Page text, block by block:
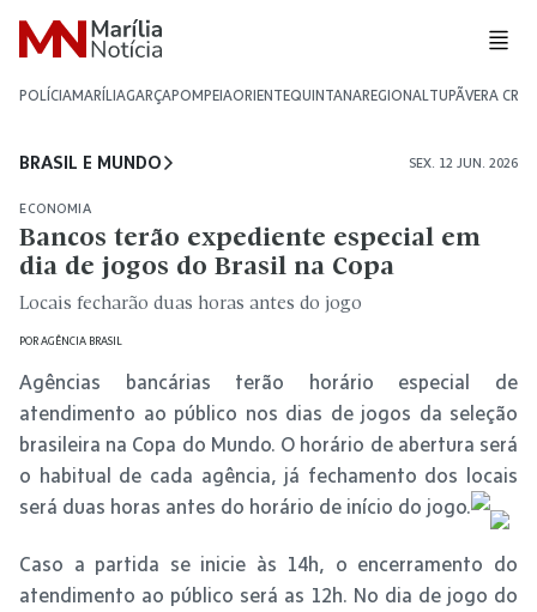
POLÍCIAMARÍLIAGARÇAPOMPEIAORIENTEQUINTANAREGIONALTUPÃVERA CRUZ
BRASIL E MUNDO SEX. 12 JUN. 2026
ECONOMIA
Bancos terão expediente especial em
dia de jogos do Brasil na Copa
Locais fecharão duas horas antes do jogo
PORAGÊNCIA BRASIL
Agências bancárias terão horário especial de
atendimento ao público nos dias de jogos da seleção
brasileira na Copa do Mundo. O horário de abertura será
o habitual de cada agência, já fechamento dos locais
será duas horas antes do horário de início do jogo.
Caso a partida se inicie às 14h, o encerramento do
atendimento ao público será as 12h. No dia de jogo do